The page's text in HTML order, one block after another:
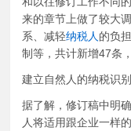
来的章节上做了较大
系、减轻纳税人 的负
制等，共计新增47条
建立自然人的纳税识
据了解，修订稿中明
人将适用跟企业一样